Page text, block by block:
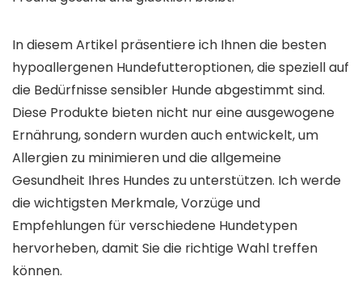
In diesem Artikel präsentiere ich Ihnen die besten
hypoallergenen Hundefutteroptionen, die speziell auf
die Bedürfnisse sensibler Hunde abgestimmt sind.
Diese Produkte bieten nicht nur eine ausgewogene
Ernährung, sondern wurden auch entwickelt, um
Allergien zu minimieren und die allgemeine
Gesundheit Ihres Hundes zu unterstützen. Ich werde
die wichtigsten Merkmale, Vorzüge und
Empfehlungen für verschiedene Hundetypen
hervorheben, damit Sie die richtige Wahl treffen
können.